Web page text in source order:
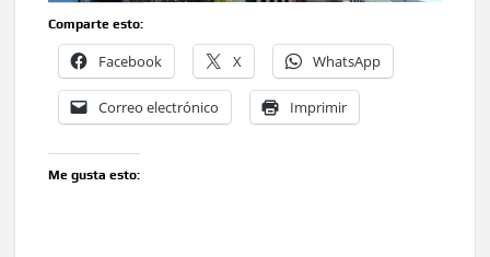
Comparte esto:
Facebook X WhatsApp
Correo electrónico Imprimir
Me gusta esto: